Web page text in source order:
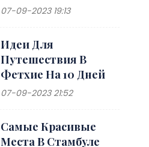
07-09-2023 19:13
Идеи Для
Путешествия В
Фетхие На 10 Дней
07-09-2023 21:52
Самые Красивые
Места В Стамбуле